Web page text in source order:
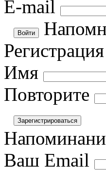
E-mail
Регистрация
Имя
Повторите
Ваш Email